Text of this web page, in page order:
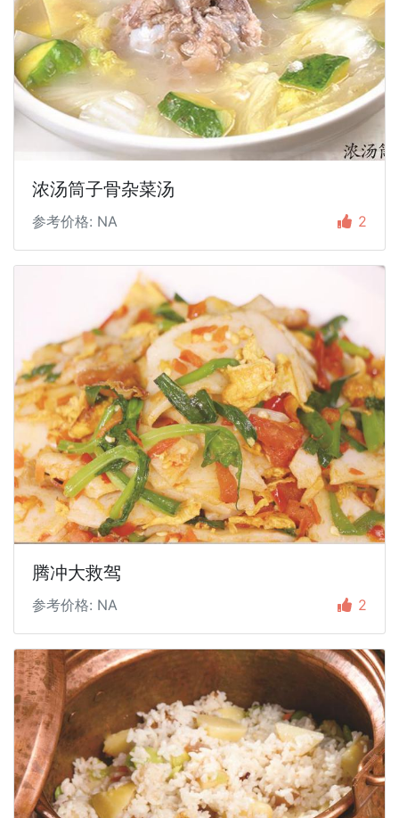
浓汤筒子骨杂菜汤
参考价格: NA 2
腾冲大救驾
参考价格: NA 2